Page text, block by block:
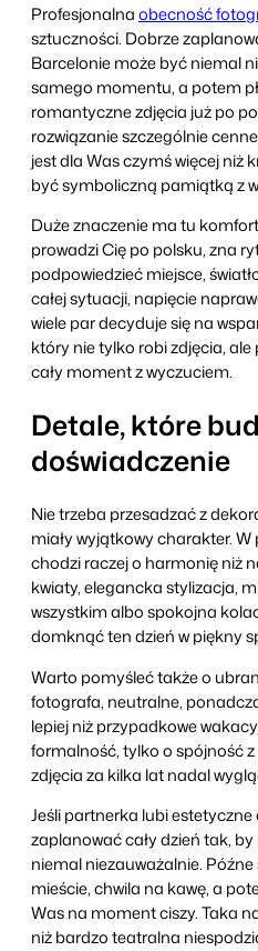
Profesjonalnaobecność
sztuczności. Dobrze
Barcelonie może być niemal
samego momentu, a potem
romantyczne zdjęcia już po
rozwiązanie szczególnie
jest dla Was czymś więcej niż
być symboliczną pamiątką z
Duże znaczenie ma tu
prowadzi Cię po polsku, zna
podpowiedzieć miejsce,
całej sytuacji, napięcie
wiele par decyduje się na
który nie tylko robi zdjęcia,
cały moment z wyczuciem.
Detale, które
doświadczenie
Nie trzeba przesadzać z
miały wyjątkowy charakter.
chodzi raczej o harmonię niż
kwiaty, elegancka stylizacja,
wszystkim albo spokojna
domknąć ten dzień w piękny
Warto pomyśleć także o
fotografa, neutralne,
lepiej niż przypadkowe
formalność, tylko o spójność
zdjęcia za kilka lat nadal
Jeśli partnerka lubi
zaplanować cały dzień tak,
niemal niezauważalnie.
mieście, chwila na kawę, a
Was na moment ciszy. Taka
niż bardzo teatralna